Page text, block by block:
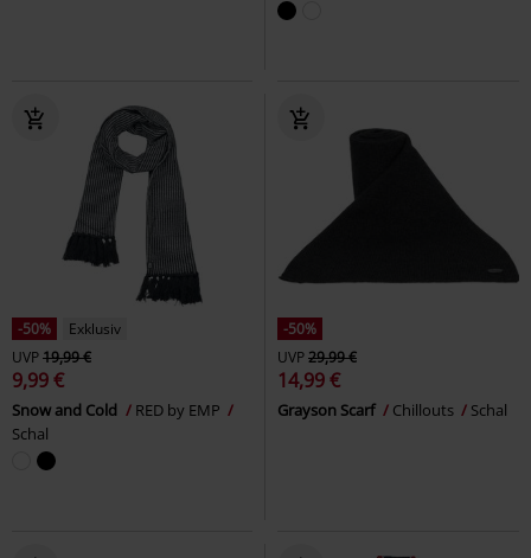
-50%
Exklusiv
UVP19,99 €
9,99 €
Snow and Cold
RED by EMP
Schal
-50%
UVP29,99 €
14,99 €
Grayson Scarf Chillouts Schal